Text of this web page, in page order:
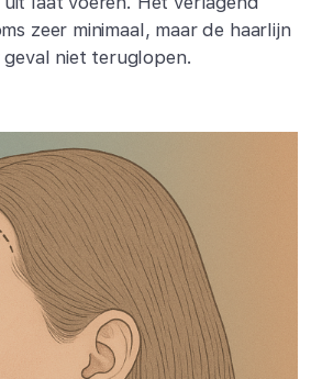
zeer minimaal, maar de haarlijn
geval niet teruglopen.